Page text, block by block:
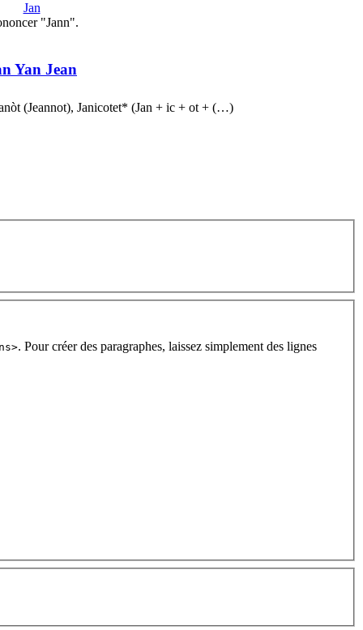
Jan
"Jann".
Yan Jean
(Jeannot), Janicotet* (Jan + ic + ot + (…)
. Pour créer des paragraphes, laissez simplement des lignes